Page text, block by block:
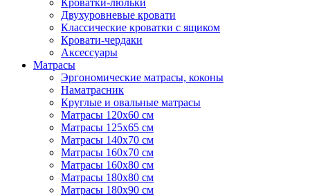
Кроватки-люльки
Двухуровневые кровати
Классические кроватки с ящиком
Кровати-чердаки
Аксессуары
Матрасы
Эргономические матрасы, коконы
Наматрасник
Круглые и овальные матрасы
Матрасы 120х60 см
Матрасы 125х65 см
Матрасы 140х70 см
Матрасы 160х70 см
Матрасы 160х80 см
Матрасы 180х80 см
Матрасы 180х90 см